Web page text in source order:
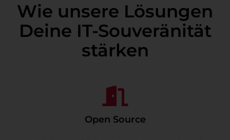
Wie unsere Lösungen
Deine IT-Souveränität
stärken
Open Source